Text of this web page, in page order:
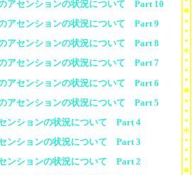
アセンションの状況について Part 10
アセンションの状況について Part 9
アセンションの状況について Part 8
アセンションの状況について Part 7
アセンションの状況について Part 6
アセンションの状況について Part 5
ンションの状況について Part 4
ンションの状況について Part 3
ンションの状況について Part 2